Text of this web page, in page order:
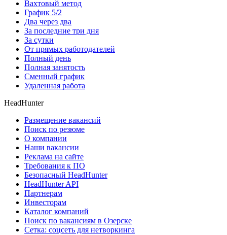
Вахтовый метод
График 5/2
Два через два
За последние три дня
За сутки
От прямых работодателей
Полный день
Полная занятость
Сменный график
Удаленная работа
HeadHunter
Размещение вакансий
Поиск по резюме
О компании
Наши вакансии
Реклама на сайте
Требования к ПО
Безопасный HeadHunter
HeadHunter API
Партнерам
Инвесторам
Каталог компаний
Поиск по вакансиям в Озерске
Сетка: соцсеть для нетворкинга